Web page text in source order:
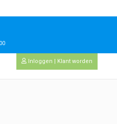
Inloggen | Klant worden